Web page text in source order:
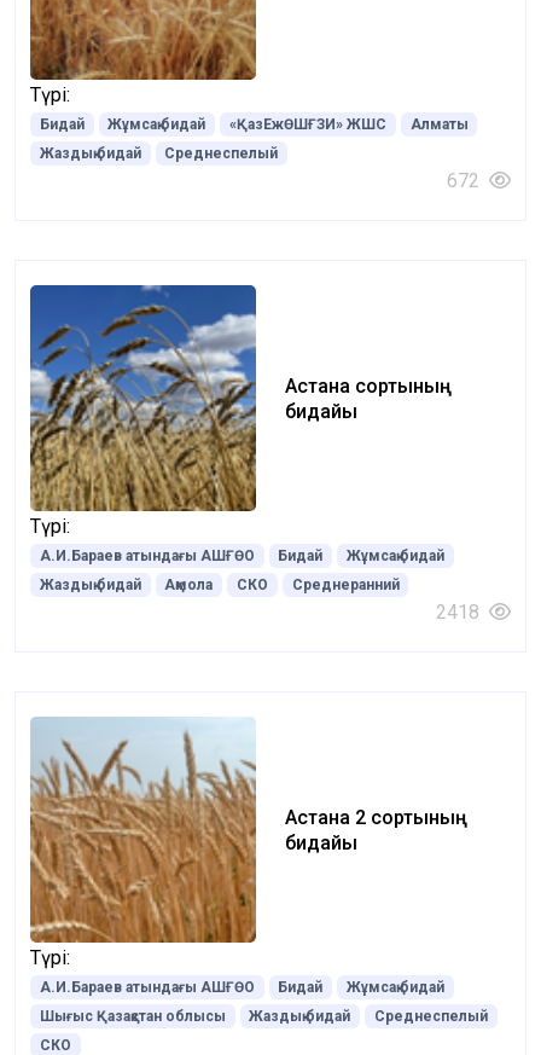
Түрі:
Бидай Жұмсақ бидай «ҚазЕжӨШҒЗИ» ЖШС
Алматы
Жаздық бидай
Среднеспелый
672
Астана сортының
бидайы
Түрі:
А.И.Бараев атындағы АШҒӨО Бидай
Жұмсақ бидай
Жаздық бидай
Ақмола СКО Среднеранний
2418
Астана 2 сортының
бидайы
Түрі:
А.И.Бараев атындағы АШҒӨО Бидай
Жұмсақ бидай
Шығыс Қазақстан облысы
Жаздық бидай
Среднеспелый
СКО